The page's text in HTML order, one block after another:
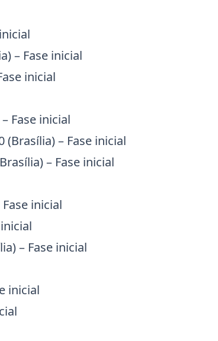
– Fase inicial
inicial
Fase inicial
(Brasília) – Fase inicial
– Fase inicial
inicial
– Fase inicial
inicial